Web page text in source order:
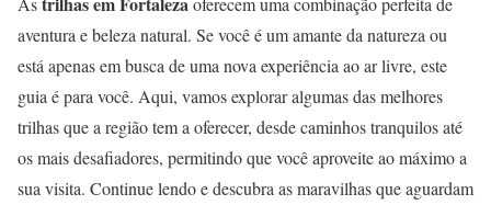
aventura e beleza natural. Se você é um amante da natureza ou
está apenas em busca de uma nova experiência ao ar livre, este
guia é para você. Aqui, vamos explorar algumas das melhores
trilhas que a região tem a oferecer, desde caminhos tranquilos até
os mais desafiadores, permitindo que você aproveite ao máximo a
sua visita. Continue lendo e descubra as maravilhas que aguardam